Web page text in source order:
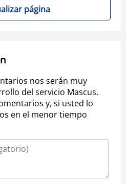
página
nos serán muy
del servicio Mascus.
y, si usted lo
en el menor tiempo